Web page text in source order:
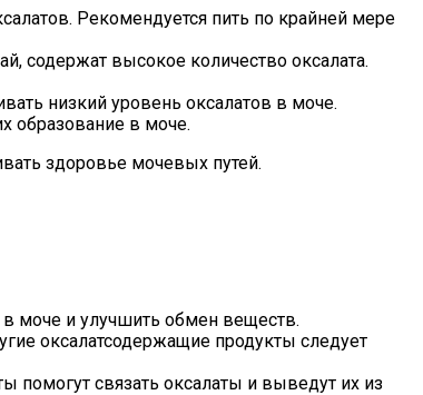
Рекомендуется пить по крайней мере
содержат высокое количество оксалата.
низкий уровень оксалатов в моче.
образование в моче.
здоровье мочевых путей.
моче и улучшить обмен веществ.
оксалатсодержащие продукты следует
помогут связать оксалаты и выведут их из